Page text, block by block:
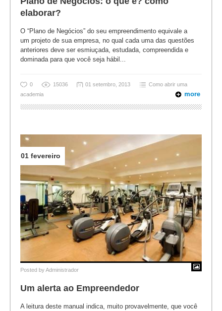
elaborar?
O “Plano de Negócios” do seu empreendimento equivale a
um projeto de sua empresa, no qual cada uma das questões
anteriores deve ser esmiuçada, estudada, compreendida e
dominada para que você seja hábil...
0 15036 01 setembro, 2013
Como abrir uma
academia
more
Posted byAdministrador
01 fevereiro
Um alerta ao Empreendedor
A leitura deste manual indica, muito provavelmente, que você